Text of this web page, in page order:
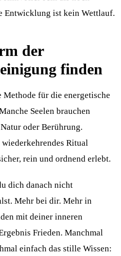
Entwicklung ist kein Wettlauf.
der
finden
für die energetische
Seelen brauchen
oder Berührung.
Ritual
rein und ordnend erlebt.
dich danach nicht
Mehr bei dir. Mehr in
mit deiner inneren
Frieden. Manchmal
einfach das stille Wissen: